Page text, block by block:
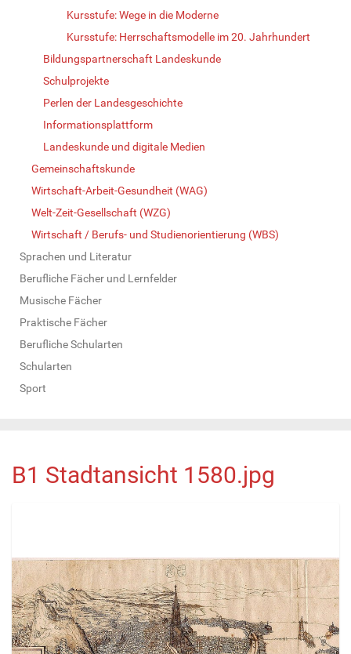
Kursstufe: Wege in die Moderne
Kursstufe: Herrschaftsmodelle im 20. Jahrhundert
Bildungspartnerschaft Landeskunde
Schulprojekte
Perlen der Landesgeschichte
Informationsplattform
Landeskunde und digitale Medien
Gemeinschaftskunde
Wirtschaft-Arbeit-Gesundheit (WAG)
Welt-Zeit-Gesellschaft (WZG)
Wirtschaft / Berufs- und Studienorientierung (WBS)
Sprachen und Literatur
Berufliche Fächer und Lernfelder
Musische Fächer
Praktische Fächer
Berufliche Schularten
Schularten
Sport
B1 Stadtansicht 1580.jpg